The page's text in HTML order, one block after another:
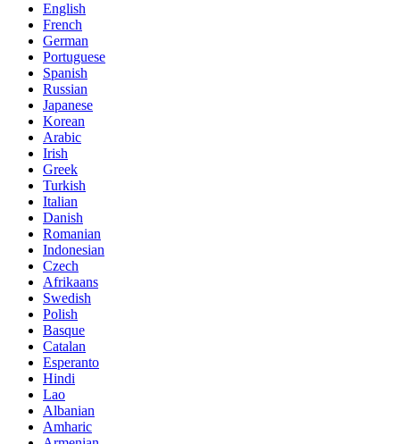
English
French
German
Portuguese
Spanish
Russian
Japanese
Korean
Arabic
Irish
Greek
Turkish
Italian
Danish
Romanian
Indonesian
Czech
Afrikaans
Swedish
Polish
Basque
Catalan
Esperanto
Hindi
Lao
Albanian
Amharic